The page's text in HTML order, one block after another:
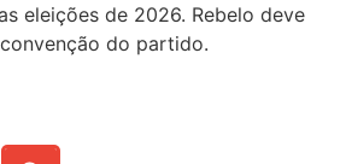
eleições de 2026. Rebelo deve
do partido.